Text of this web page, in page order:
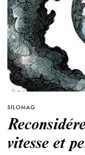
SILOMAG
vitesse et